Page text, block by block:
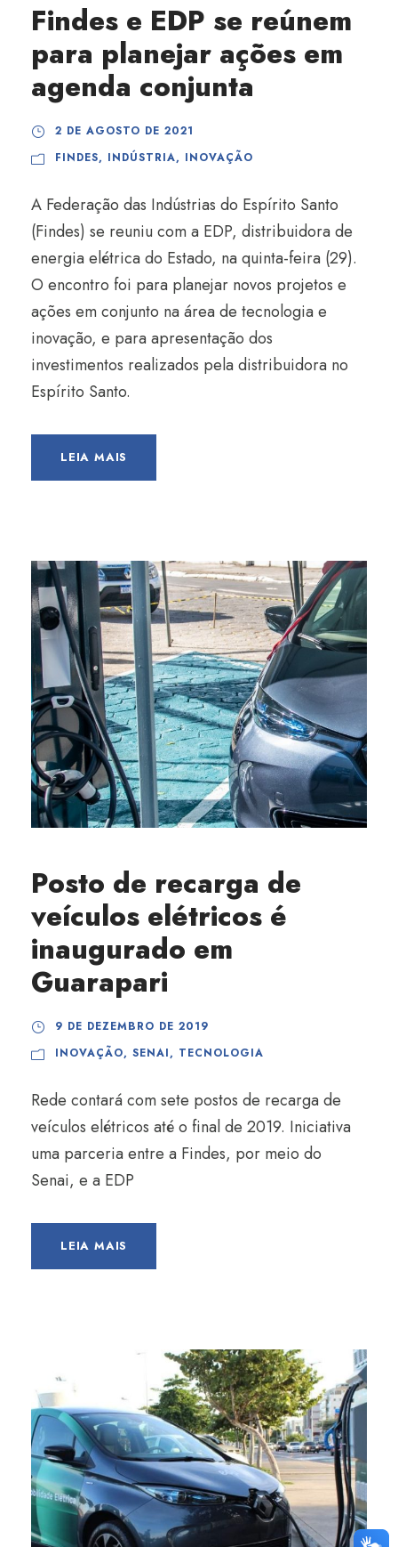
Findes e EDP se reúnem
para planejar ações em
agenda conjunta
2 DE AGOSTO DE 2021
FINDES, INDÚSTRIA, INOVAÇÃO
A Federação das Indústrias do Espírito Santo
(Findes) se reuniu com a EDP, distribuidora de
energia elétrica do Estado, na quinta-feira (29).
O encontro foi para planejar novos projetos e
ações em conjunto na área de tecnologia e
inovação, e para apresentação dos
investimentos realizados pela distribuidora no
Espírito Santo.
LEIA MAIS
Posto de recarga de
veículos elétricos é
inaugurado em
Guarapari
9 DE DEZEMBRO DE 2019
INOVAÇÃO, SENAI, TECNOLOGIA
Rede contará com sete postos de recarga de
veículos elétricos até o final de 2019. Iniciativa
uma parceria entre a Findes, por meio do
Senai, e a EDP
LEIA MAIS